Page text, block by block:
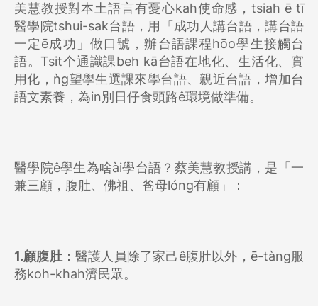
美慧教授對本土語言有憂心kah使命感，tsiah ē tī
醫學院tshui-sak台語，用「成功人講台語，講台語
一定ē成功」做口號，辦台語課程hōo學生接觸台
語。Tsit个通識課beh kā台語在地化、生活化、實
用化，ǹg望學生選課來學台語、親近台語，增加台
語文素養，為in別日仔食頭路ê環境做準備。
醫學院ê學生為啥ài學台語？蔡美慧教授講，是「一
兼三顧，腹肚、佛祖、爸母lóng有顧」：
1.顧腹肚： 醫護人員除了家己ê腹肚以外，ē-tàng服
務koh-khah濟民眾。